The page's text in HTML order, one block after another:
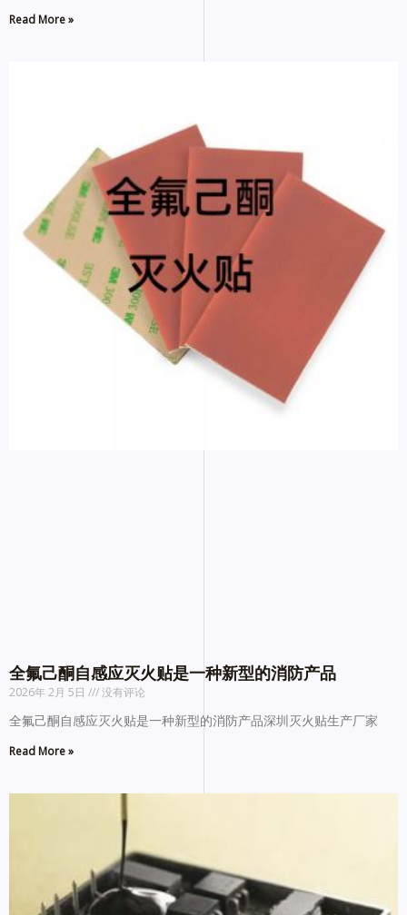
Read More »
全氟己酮自感应灭火贴是一种新型的消防产品
2026年 2月 5日 没有评论
全氟己酮自感应灭火贴是一种新型的消防产品深圳灭火贴生产厂家
Read More »